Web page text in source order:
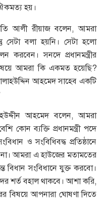
হয়।
আলী রীয়াজ বলেন, আমরা
সেটা বলা হয়নি। সেটা হলো
করবেন। সনদে প্রধানমন্ত্রীর
আমরা কি একমত হয়েছি?
আহমেদ সাহেব একটি
আহমেদ বলেন, আমরা
কোন ব্যক্তি প্রধানমন্ত্রী পদে
ও সংবিধিবদ্ধ প্রতিষ্ঠানে
না। আমরা এ হাউজের মতামতের
বিধান সংবিধানে যুক্ত করবো।
শর্ত বহাল থাকবে। আশা করি,
বিষয়ে আপনারা ঘোষণা দিতে